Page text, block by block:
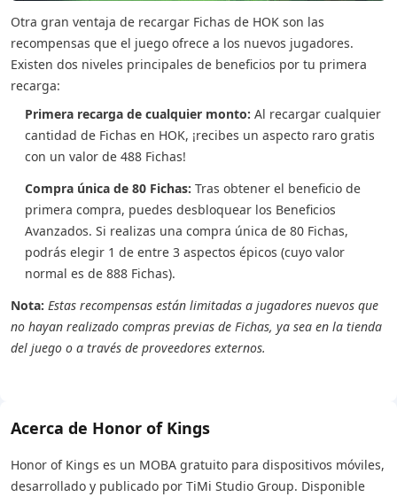
Otra gran ventaja de recargar Fichas de HOK son las
recompensas que el juego ofrece a los nuevos jugadores.
Existen dos niveles principales de beneficios por tu primera
recarga:
Primera recarga de cualquier monto: Al recargar cualquier
cantidad de Fichas en HOK, ¡recibes un aspecto raro gratis
con un valor de 488 Fichas!
Compra única de 80 Fichas: Tras obtener el beneficio de
primera compra, puedes desbloquear los Beneficios
Avanzados. Si realizas una compra única de 80 Fichas,
podrás elegir 1 de entre 3 aspectos épicos (cuyo valor
normal es de 888 Fichas).
Nota: Estas recompensas están limitadas a jugadores nuevos que
no hayan realizado compras previas de Fichas, ya sea en la tienda
del juego o a través de proveedores externos.
Acerca de Honor of Kings
Honor of Kings es un MOBA gratuito para dispositivos móviles,
desarrollado y publicado por TiMi Studio Group. Disponible